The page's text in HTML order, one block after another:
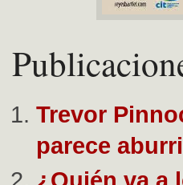
Trevor
parece